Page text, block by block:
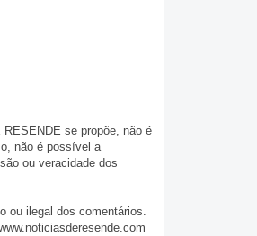
se propõe, não é
não é possível a
ou veracidade dos
ou ilegal dos comentários.